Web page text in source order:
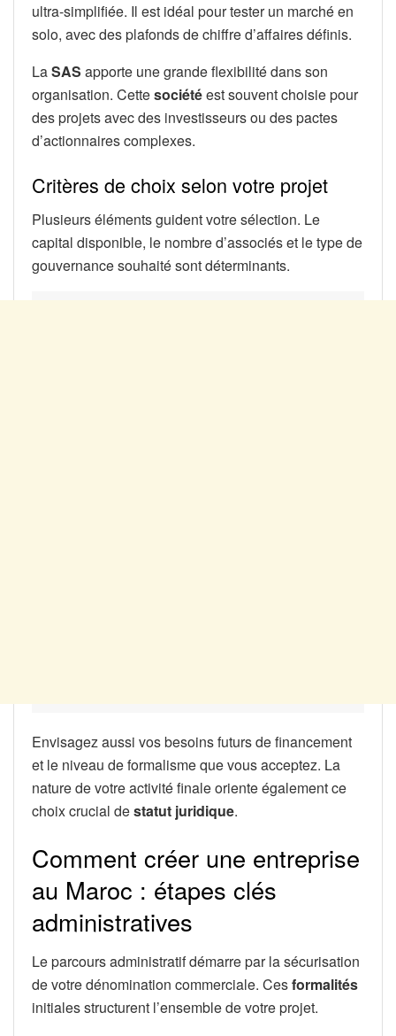
ultra-simplifiée. Il est idéal pour tester un marché en
solo, avec des plafonds de chiffre d’affaires définis.
LaSAS apporte une grande flexibilité dans son
organisation. Cettesociétéest souvent choisie pour
des projets avec des investisseurs ou des pactes
d’actionnaires complexes.
Critères de choix selon votre projet
Plusieurs éléments guident votre sélection. Le
capital disponible, le nombre d’associés et le type de
gouvernance souhaité sont déterminants.
Envisagez aussi vos besoins futurs de financement
et le niveau de formalisme que vous acceptez. La
nature de votre activité finale oriente également ce
choix crucial destatut juridique.
Comment créer une entreprise
au Maroc : étapes clés
administratives
Le parcours administratif démarre par la sécurisation
de votre dénomination commerciale. Cesformalités
initiales structurent l’ensemble de votre projet.